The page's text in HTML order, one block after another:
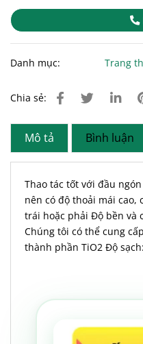
Danh mục: Trang
Chia sẻ:
Mô tả Bình luận
Thao tác tốt với đầu
nên có độ thoải mái cao,
trái hoặc phải Độ bền và
Chúng tôi có thể cung
thành phần TiO2 Độ